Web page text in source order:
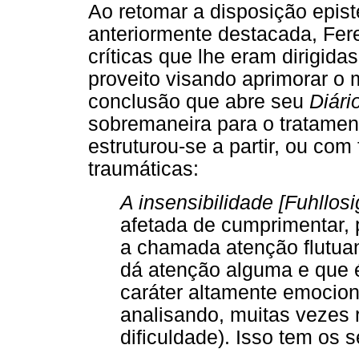
Ao retomar a disposição
anteriormente destacada,
críticas que lhe eram
proveito visando aprimorar o
conclusão que abre seu
sobremaneira para o
estruturou-se a partir, ou
traumáticas:
A insensibilidade
afetada de
a chamada atenção
dá atenção alguma e que
caráter altamente
analisando, muitas vezes
dificuldade). Isso tem os